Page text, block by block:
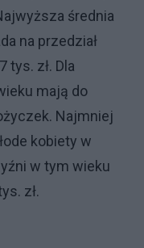
średnia
na przedział
tys. zł. Dla
mają do
Najmniej
kobiety w
w tym wieku
zł.